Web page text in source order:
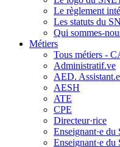
Le règlement
Les statuts du
Qui sommes-
Métiers
Tous métiers -
Administratif.ve
AED.
AESH
ATE
CPE
Directeur·rice
Enseignant·e du
Enseignant·e du